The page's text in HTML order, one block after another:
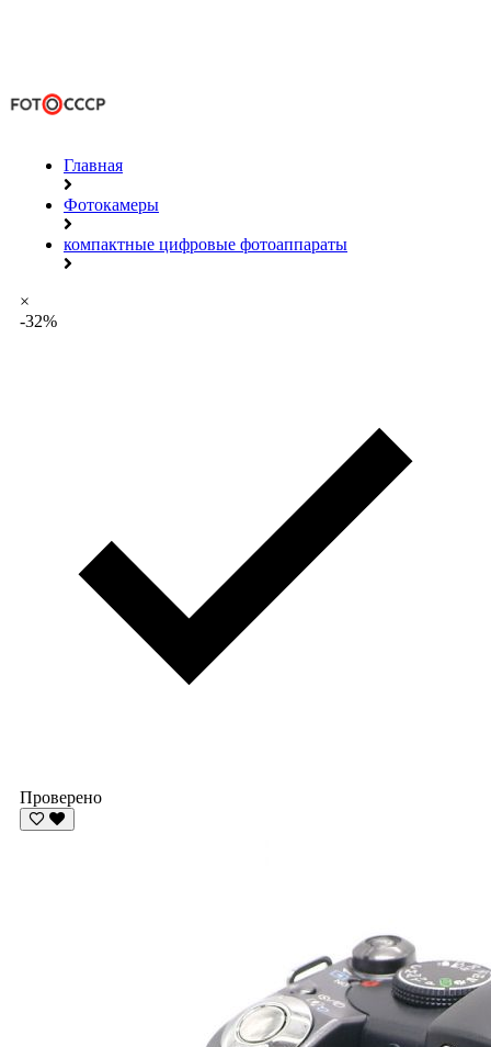
Главная
Фотокамеры
компактные цифровые фотоаппараты
×
-32%
Проверено